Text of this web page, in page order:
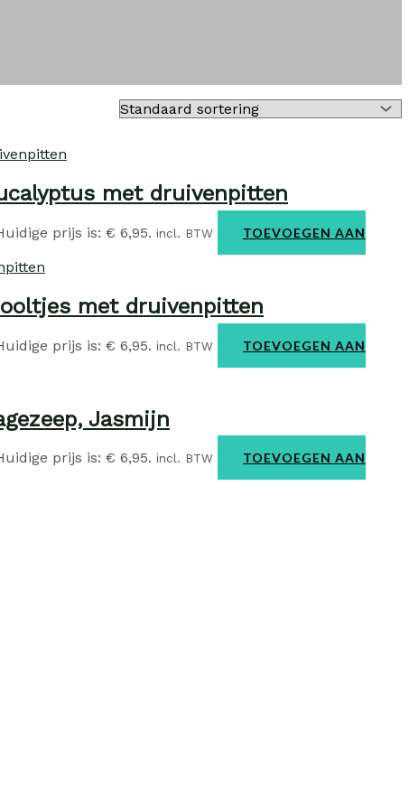
met druivenpitten
prijs is: € 6,95. incl. BTW
TOEVOEGEN AAN
met druivenpitten
prijs is: € 6,95. incl. BTW
TOEVOEGEN AAN
Jasmijn
prijs is: € 6,95. incl. BTW
TOEVOEGEN AAN